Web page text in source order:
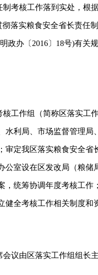
考核工作落到实处，根
落实粮食安全省长责任
明政办〔 2016〕 18号)有关
工作组（简称区落实工
利局、市场监督管理
定我区落实粮食安全
室设在区发改局（粮
统筹协调年度考核工
全考核工作相关制度和
议由区落实工作组组